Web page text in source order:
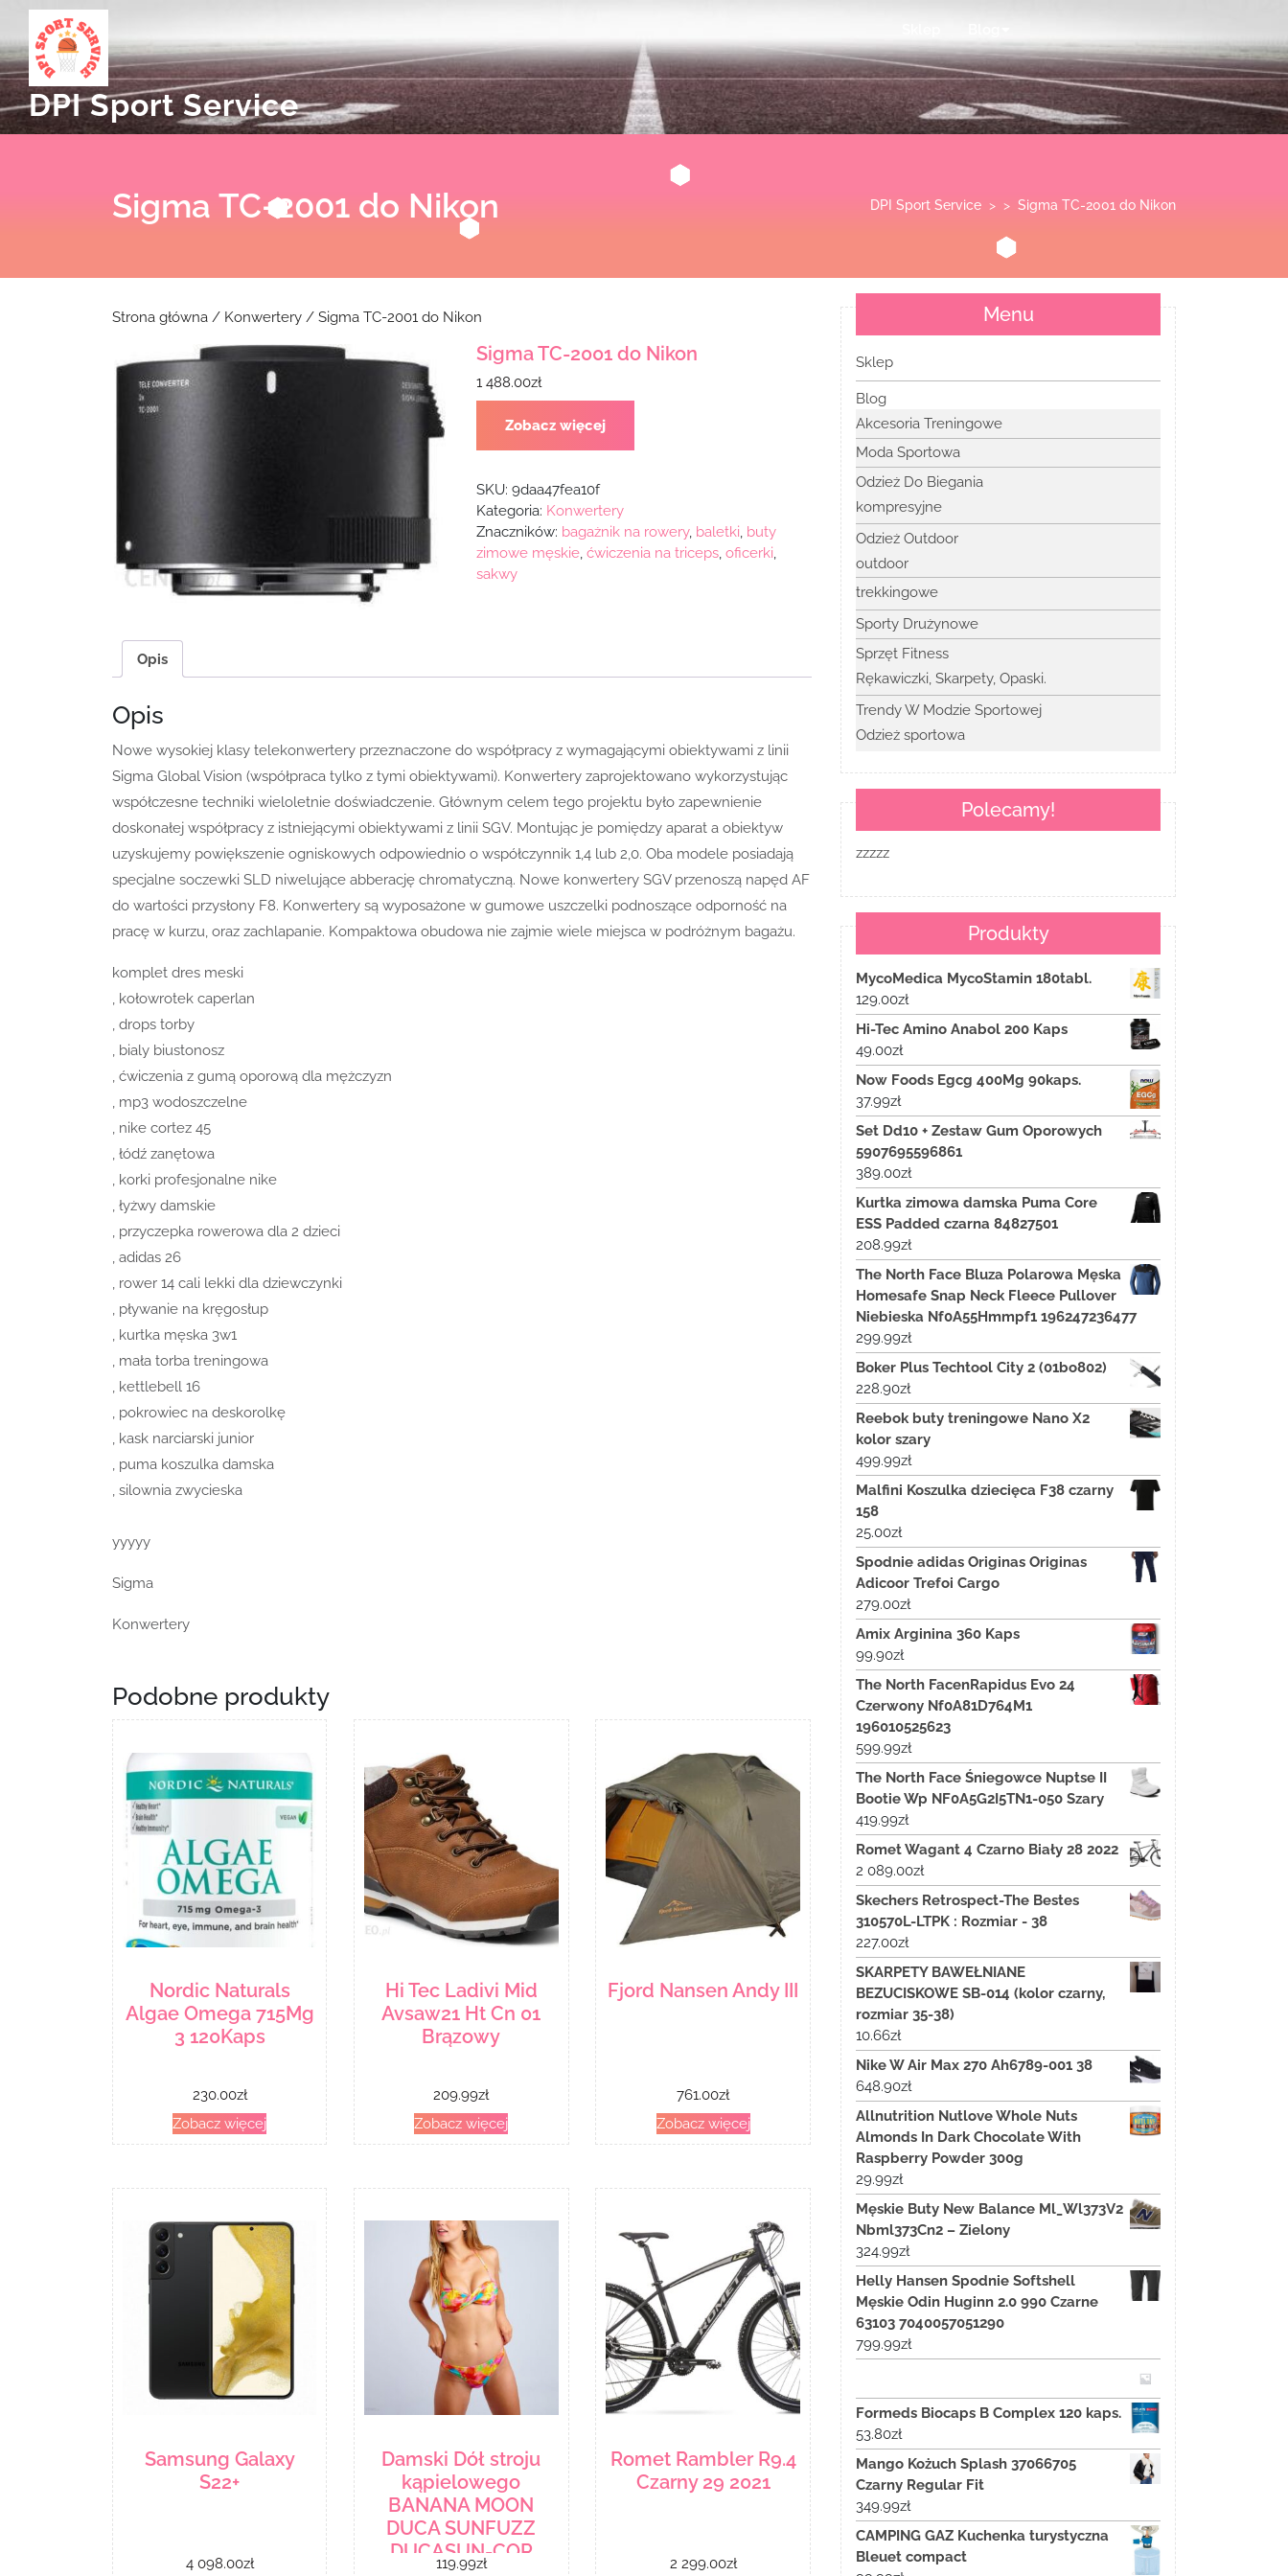
content
DPI Sport Service
Sigma TC-2001 do Nikon DPI Sport Service > > Sigma TC-2001 do Nikon
Strona główna / Konwertery / Sigma TC-2001 do Nikon
Sigma TC-2001 do Nikon
1 488.00zł
Zobacz więcej
SKU: 9daa47fea10f
Kategoria: Konwertery
Znaczników: bagażnik na rowery, baletki buty
zimowe męskie, ćwiczenia na triceps, oficerki
sakwy
Opis
Opis
Nowe wysokiej klasy telekonwertery przeznaczone do współpracy z wymagającymi obiektywami z linii
Sigma Global Vision (współpraca tylko z tymi obiektywami). Konwertery zaprojektowano wykorzystując
współczesne techniki wieloletnie doświadczenie. Głównym celem tego projektu było zapewnienie
doskonałej współpracy z istniejącymi obiektywami z linii SGV. Montując je pomiędzy aparat a obiektyw
uzyskujemy powiększenie ogniskowych odpowiednio o współczynnik 1,4 lub 2,0. Oba modele posiadają
specjalne soczewki SLD niwelujące abberację chromatyczną. Nowe konwertery SGV przenoszą napęd AF
do wartości przysłony F8. Konwertery są wyposażone w gumowe uszczelki podnoszące odporność na
pracę w kurzu, oraz zachlapanie. Kompaktowa obudowa nie zajmie wiele miejsca w podróżnym bagażu.
komplet dres meski
, kołowrotek caperlan
, drops torby
, bialy biustonosz
, ćwiczenia z gumą oporową dla mężczyzn
, mp3 wodoszczelne
, nike cortez 45
, łódź zanętowa
, korki profesjonalne nike
, łyżwy damskie
, przyczepka rowerowa dla 2 dzieci
, adidas 26
, rower 14 cali lekki dla dziewczynki
, pływanie na kręgosłup
, kurtka męska 3w1
, mała torba treningowa
, kettlebell 16
, pokrowiec na deskorolkę
, kask narciarski junior
, puma koszulka damska
, silownia zwycieska
yyyyy
Sigma
Konwertery
Podobne produkty
Nordic Naturals
Algae Omega 715Mg
3 120Kaps
230.00zł
Zobacz więcej
Hi Tec Ladivi Mid
Avsaw21 Ht Cn 01
Brązowy
209.99zł
Zobacz więcej
Fjord Nansen Andy III
761.00zł
Zobacz więcej
Samsung Galaxy
S22+
4 098.00zł
Damski Dół stroju
kąpielowego
BANANA MOON
DUCA SUNFUZZ
DUCASUN-COR
119.99zł
Romet Rambler R9.4
Czarny 29 2021
2 299.00zł
Menu
Sklep
Blog
Akcesoria Treningowe
Moda Sportowa
Odzież Do Biegania
kompresyjne
Odzież Outdoor
outdoor
trekkingowe
Sporty Drużynowe
Sprzęt Fitness
Rękawiczki, Skarpety, Opaski.
Trendy W Modzie Sportowej
Odzież sportowa
Polecamy!
zzzzz
Produkty
MycoMedica MycoStamin 180tabl.
129.00zł
Hi-Tec Amino Anabol 200 Kaps
49.00zł
Now Foods Egcg 400Mg 90kaps.
37.99zł
Set Dd10 + Zestaw Gum Oporowych
5907695596861
389.00zł
Kurtka zimowa damska Puma Core
ESS Padded czarna 84827501
208.99zł
The North Face Bluza Polarowa Męska
Homesafe Snap Neck Fleece Pullover
Niebieska Nf0A55Hmmpf1 196247236477
299.99zł
Boker Plus Techtool City 2 (01bo802)
228.90zł
Reebok buty treningowe Nano X2
kolor szary
499.99zł
Malfini Koszulka dziecięca F38 czarny
158
25.00zł
Spodnie adidas Originas Originas
Adicoor Trefoi Cargo
279.00zł
Amix Arginina 360 Kaps
99.90zł
The North FacenRapidus Evo 24
Czerwony Nf0A81D764M1
196010525623
599.99zł
The North Face Śniegowce Nuptse II
Bootie Wp NF0A5G2I5TN1-050 Szary
419.99zł
Romet Wagant 4 Czarno Biały 28 2022
2 089.00zł
Skechers Retrospect-The Bestes
310570L-LTPK : Rozmiar - 38
227.00zł
SKARPETY BAWEŁNIANE
BEZUCISKOWE SB-014 (kolor czarny,
rozmiar 35-38)
10.66zł
Nike W Air Max 270 Ah6789-001 38
648.90zł
Allnutrition Nutlove Whole Nuts
Almonds In Dark Chocolate With
Raspberry Powder 300g
29.99zł
Męskie Buty New Balance Ml_Wl373V2
Nbml373Cn2 – Zielony
324.99zł
Helly Hansen Spodnie Softshell
Męskie Odin Huginn 2.0 990 Czarne
63103 7040057051290
799.99zł
Formeds Biocaps B Complex 120 kaps.
53.80zł
Mango Kożuch Splash 37066705
Czarny Regular Fit
349.99zł
CAMPING GAZ Kuchenka turystyczna
Bleuet compact